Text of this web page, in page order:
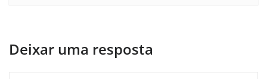
Deixar uma resposta